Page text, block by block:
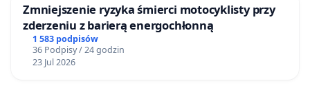
Zmniejszenie ryzyka śmierci motocyklisty przy
zderzeniu z barierą energochłonną
1 583 podpisów
36 Podpisy / 24 godzin
23 Jul 2026